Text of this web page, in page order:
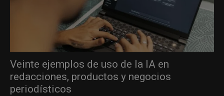
Veinte ejemplos de uso de la IA en
redacciones, productos y negocios
periodísticos